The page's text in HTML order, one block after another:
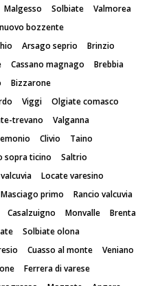
Malgesso Solbiate
Valmorea
bozzente
Arsago seprio
Brinzio
Cassano magnago
Brebbia
Bizzarone
Viggi
Olgiate comasco
trevano
Valganna
Clivio
Taino
sopra ticino
Saltrio
Locate varesino
Masciago primo
Rancio valcuvia
Casalzuigno Monvalle
Brenta
Solbiate olona
Cuasso al monte
Veniano
Ferrera di varese